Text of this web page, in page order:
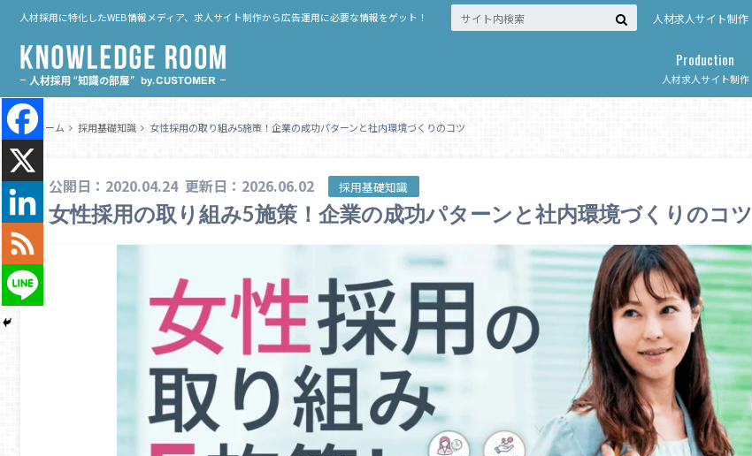
人材採用に特化したWEB情報メディア、求人サイト制作から広告運用に必要な情報をゲット！ 人材求人サイト制作
人材求人サイト制作
Production
ホーム 採用基礎知識 女性採用の取り組み5施策！企業の成功パターンと社内環境づくりのコツ
公開日：2020.04.24 更新日：2026.06.02 採用基礎知識
女性採用の取り組み5施策！企業の成功パターンと社内環境づくりのコツ